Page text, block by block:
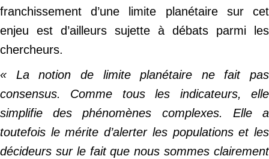
franchissement d’une limite planétaire sur cet
enjeu est d’ailleurs sujette à débats parmi les
chercheurs.
« La notion de limite planétaire ne fait pas
consensus. Comme tous les indicateurs, elle
simplifie des phénomènes complexes. Elle a
toutefois le mérite d’alerter les populations et les
décideurs sur le fait que nous sommes clairement